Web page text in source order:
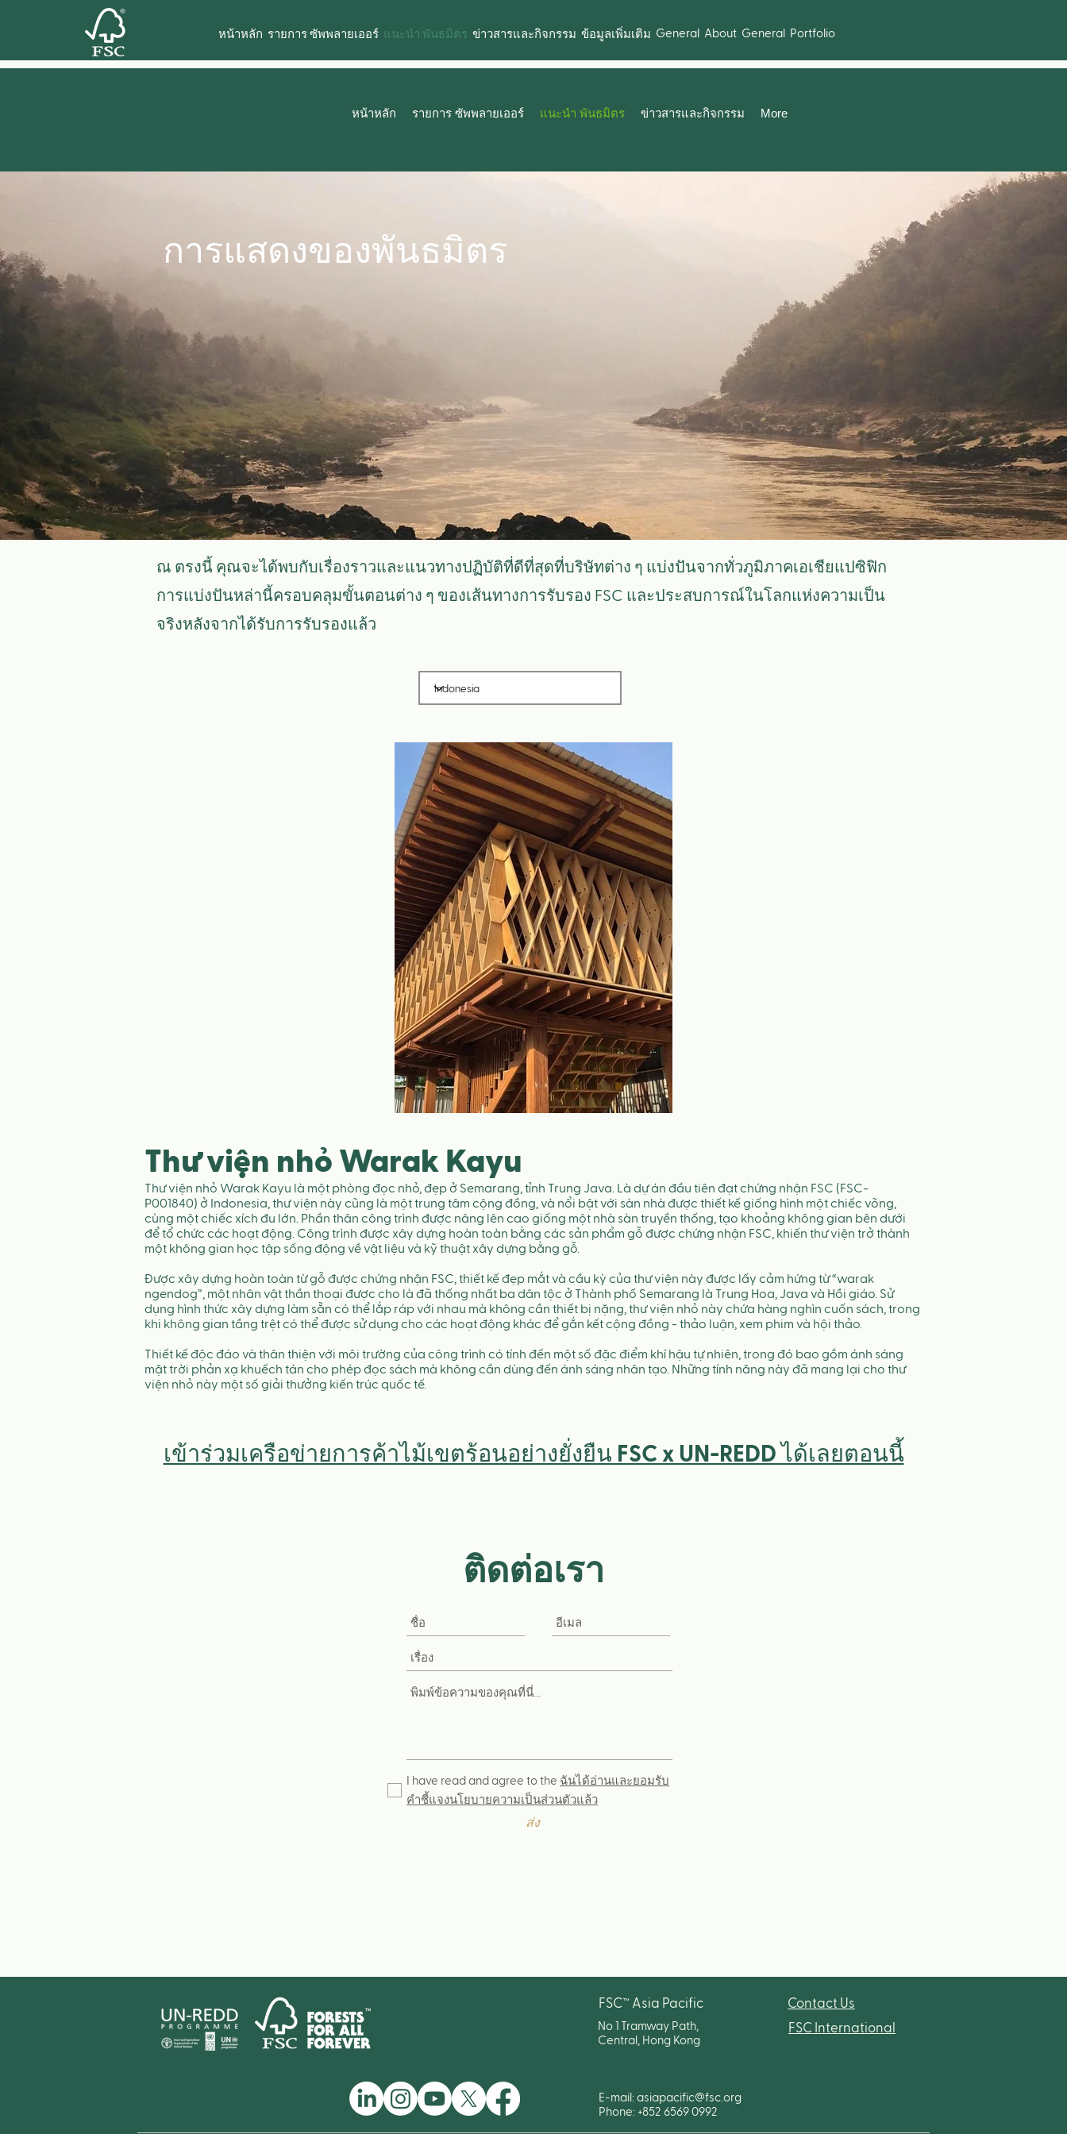
หน้าหลัก รายการ ซัพพลายเออร์ แนะนำ พันธมิตร ข่าวสารและกิจกรรม ข้อมูลเพิ่มเติม General About General Portfolio
การแสดงของพันธมิตร
หน้าหลัก รายการ ซัพพลายเออร์ แนะนำ พันธมิตร ข่าวสารและกิจกรรม More
ณ ตรงนี้ คุณจะได้พบกับเรื่องราวและแนวทางปฏิบัติที่ดีที่สุดที่บริษัทต่าง ๆ แบ่งปันจากทั่วภูมิภาคเอเชียแปซิฟิก
การแบ่งปันหล่านี้ครอบคลุมขั้นตอนต่าง ๆ ของเส้นทางการรับรอง FSC และประสบการณ์ในโลกแห่งความเป็น
จริงหลังจากได้รับการรับรองแล้ว
Thư viện nhỏ Warak Kayu
Thư viện nhỏ Warak Kayu là một phòng đọc nhỏ, đẹp ở Semarang, tỉnh Trung Java. Là dự án đầu tiên đạt chứng nhận FSC (FSC-
P001840) ở Indonesia, thư viện này cũng là một trung tâm cộng đồng, và nổi bật với sàn nhà được thiết kế giống hình một chiếc võng,
cùng một chiếc xích đu lớn. Phần thân công trình được nâng lên cao giống một nhà sàn truyền thống, tạo khoảng không gian bên dưới
để tổ chức các hoạt động. Công trình được xây dựng hoàn toàn bằng các sản phẩm gỗ được chứng nhận FSC, khiến thư viện trở thành
một không gian học tập sống động về vật liệu và kỹ thuật xây dựng bằng gỗ.
Được xây dựng hoàn toàn từ gỗ được chứng nhận FSC, thiết kế đẹp mắt và cầu kỳ của thư viện này được lấy cảm hứng từ “warak
ngendog”, một nhân vật thần thoại được cho là đã thống nhất ba dân tộc ở Thành phố Semarang là Trung Hoa, Java và Hồi giáo. Sử
dụng hình thức xây dựng làm sẵn có thể lắp ráp với nhau mà không cần thiết bị nặng, thư viện nhỏ này chứa hàng nghìn cuốn sách, trong
khi không gian tầng trệt có thể được sử dụng cho các hoạt động khác để gắn kết cộng đồng - thảo luận, xem phim và hội thảo.
Thiết kế độc đáo và thân thiện với môi trường của công trình có tính đến một số đặc điểm khí hậu tự nhiên, trong đó bao gồm ánh sáng
mặt trời phản xạ khuếch tán cho phép đọc sách mà không cần dùng đến ánh sáng nhân tạo. Những tính năng này đã mang lại cho thư
viện nhỏ này một số giải thưởng kiến trúc quốc tế.
เข้าร่วมเครือข่ายการค้าไม้เขตร้อนอย่างยั่งยืน FSC x UN-REDD ได้เลยตอนนี้
I have read and agree to the ฉันได้อ่านและยอมรับ
คำชี้แจงนโยบายความเป็นส่วนตัวแล้ว
ส่ง
ติดต่อเรา
FSC™ Asia Pacific
No 1 Tramway Path,
Central, Hong Kong
Contact Us
FSC International
E-mail: asiapacific@fsc.org
Phone: +852 6569 0992